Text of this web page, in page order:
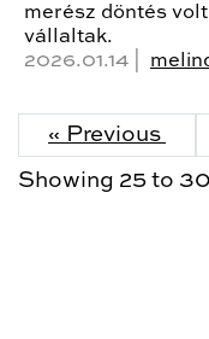
merész döntés
vállaltak.
2026.01.14 |
« Previous
Showing 25 to 30